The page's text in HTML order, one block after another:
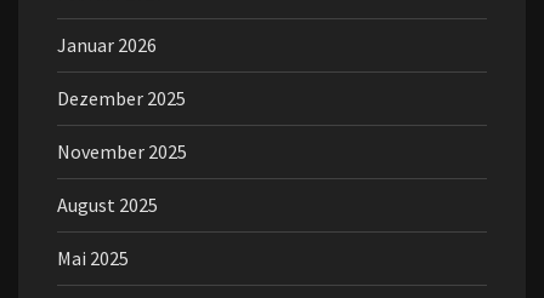
Januar 2026
Dezember 2025
November 2025
August 2025
Mai 2025